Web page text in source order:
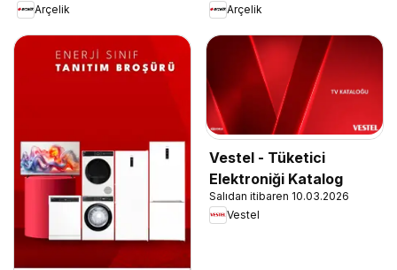
Arçelik
Arçelik
Vestel - Tüketici
Elektroniği Katalog
Salıdan itibaren 10.03.2026
Vestel